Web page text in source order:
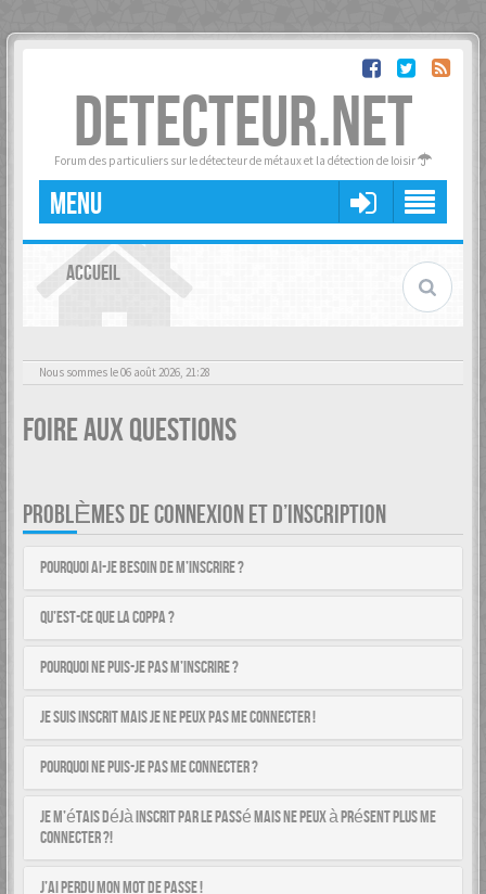
DETECTEUR.NET
Forum des particuliers sur le détecteur de métaux et la détection de loisir
MENU
ACCUEIL
Nous sommes le 06 août 2026, 21:28
Foire aux questions
PROBLÈMES DE CONNEXION ET D’INSCRIPTION
Pourquoi ai-je besoin de m’inscrire ?
Qu’est-ce que la COPPA ?
Pourquoi ne puis-je pas m’inscrire ?
Je suis inscrit mais je ne peux pas me connecter !
Pourquoi ne puis-je pas me connecter ?
Je m’étais déjà inscrit par le passé mais ne peux à présent plus me
connecter ?!
J’ai perdu mon mot de passe !